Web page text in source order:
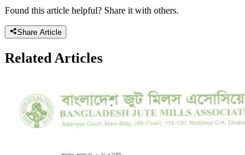
Found this article helpful? Share it with others.
Share Article
Related Articles